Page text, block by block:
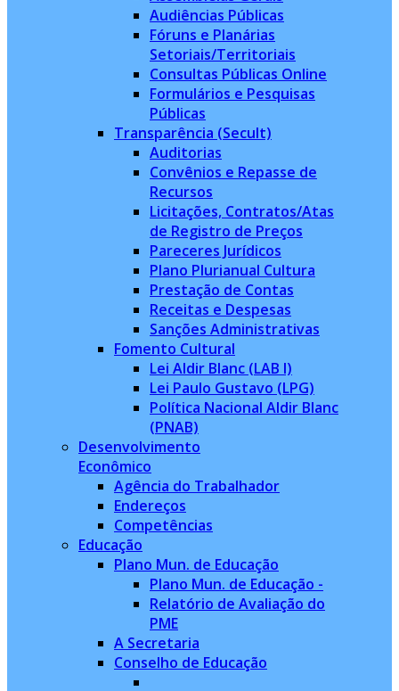
Audiências Públicas
Fóruns e Planárias
Setoriais/Territoriais
Consultas Públicas Online
Formulários e Pesquisas
Públicas
Transparência (Secult)
Auditorias
Convênios e Repasse de
Recursos
Licitações, Contratos/Atas
de Registro de Preços
Pareceres Jurídicos
Plano Plurianual Cultura
Prestação de Contas
Receitas e Despesas
Sanções Administrativas
Fomento Cultural
Lei Aldir Blanc (LAB I)
Lei Paulo Gustavo (LPG)
Política Nacional Aldir Blanc
(PNAB)
Desenvolvimento
Econômico
Agência do Trabalhador
Endereços
Competências
Educação
Plano Mun. de Educação
Plano Mun. de Educação -
Relatório de Avaliação do
PME
A Secretaria
Conselho de Educação